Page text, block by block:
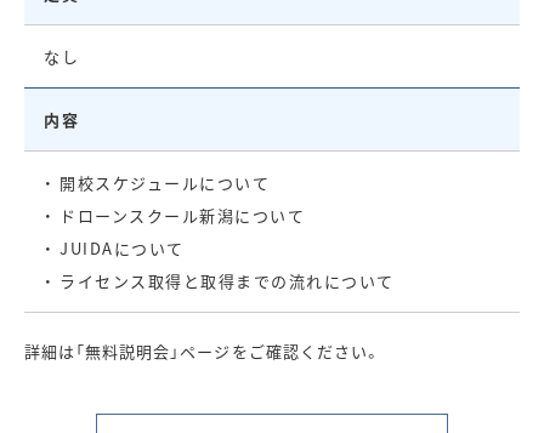
なし
内容
・ 開校スケジュールについて
・ ドローンスクール新潟について
・ JUIDAについて
・ ライセンス取得と取得までの流れについて
詳細は「無料説明会」ページをご確認ください。